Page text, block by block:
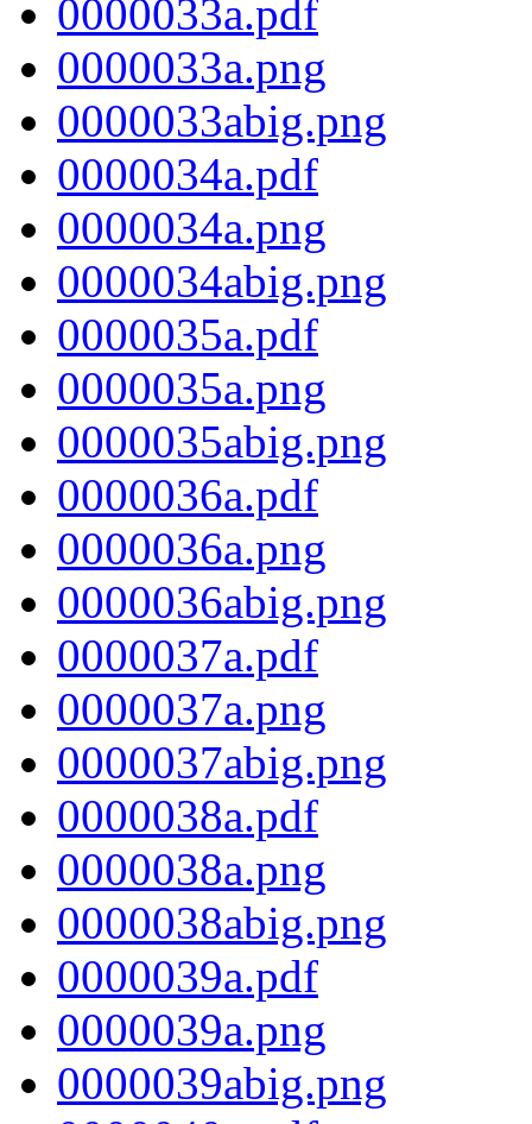
0000033a.pdf
0000033a.png
0000033abig.png
0000034a.pdf
0000034a.png
0000034abig.png
0000035a.pdf
0000035a.png
0000035abig.png
0000036a.pdf
0000036a.png
0000036abig.png
0000037a.pdf
0000037a.png
0000037abig.png
0000038a.pdf
0000038a.png
0000038abig.png
0000039a.pdf
0000039a.png
0000039abig.png